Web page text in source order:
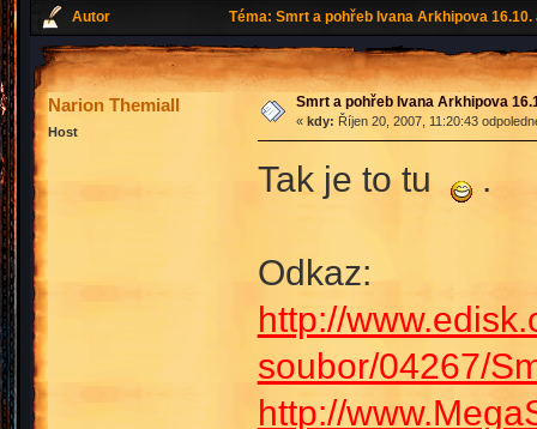
Autor Téma: Smrt a pohřeb Ivana Arkhipova
Narion Themiall
Host
Smrt a pohřeb Ivana Arkhipova
« kdy: Říjen 20, 2007, 11:20:43
Tak je to tu .
Odkaz:
http://
soubor/04267/
http://